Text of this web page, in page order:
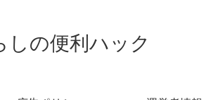
しの便利ハック